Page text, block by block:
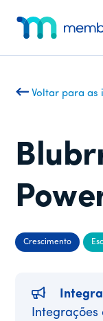
para
conteúdo
para
rodapé
adicional
in
completo
para
Voltar para as
Crescimento
Integrações